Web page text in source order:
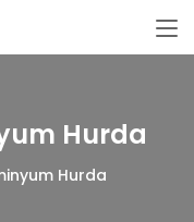
Hurda
Hurda